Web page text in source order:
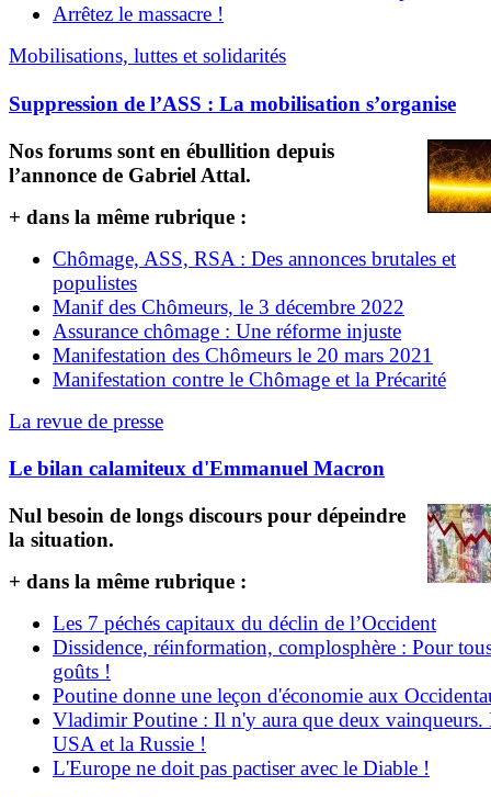
Arrêtez le massacre !
Mobilisations, luttes et solidarités
Suppression de l’ASS : La mobilisation s’organise
Nos forums sont en ébullition depuis
l’annonce de Gabriel Attal.
+ dans la même rubrique :
Chômage, ASS, RSA : Des annonces brutales et
populistes
Manif des Chômeurs, le 3 décembre 2022
Assurance chômage : Une réforme injuste
Manifestation des Chômeurs le 20 mars 2021
Manifestation contre le Chômage et la Précarité
La revue de presse
Le bilan calamiteux d'Emmanuel Macron
Nul besoin de longs discours pour dépeindre
la situation.
+ dans la même rubrique :
Les 7 péchés capitaux du déclin de l’Occident
Dissidence, réinformation, complosphère : Pour
goûts !
Poutine donne une leçon d'économie aux
Vladimir Poutine : Il n'y aura que deux vainqueurs.
USA et la Russie !
L'Europe ne doit pas pactiser avec le Diable !